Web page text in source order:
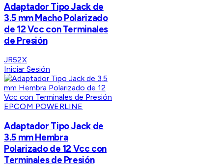
Adaptador Tipo Jack de
3.5 mm Macho Polarizado
de 12 Vcc con Terminales
de Presión
JR52X
Iniciar Sesión
EPCOM POWERLINE
Adaptador Tipo Jack de
3.5 mm Hembra
Polarizado de 12 Vcc con
Terminales de Presión